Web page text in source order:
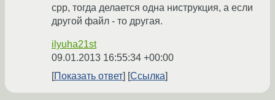
cpp, тогда делается одна ниструкция, а если
другой файл - то другая.
ilyuha21st
09.01.2013 16:55:34 +00:00
Показать ответ
Ссылка